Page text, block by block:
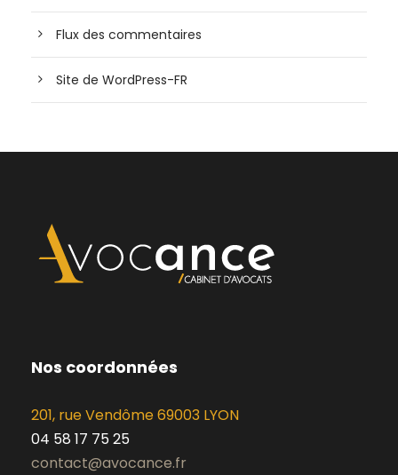
Flux des commentaires
Site de WordPress-FR
Nos coordonnées
201, rue Vendôme 69003 LYON
04 58 17 75 25
contact@avocance.fr